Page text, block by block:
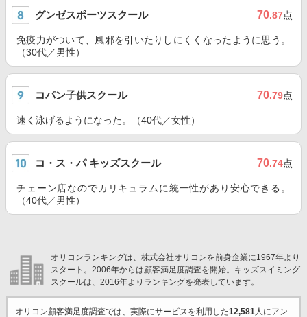
グンゼスポーツスクール 70.87点
免疫力がついて、風邪を引いたりしにくくなったように思う。
（30代／男性）
コパン子供スクール 70.79点
速く泳げるようになった。（40代／女性）
コ・ス・パ キッズスクール 70.74点
チェーン店なのでカリキュラムに統一性があり安心できる。
（40代／男性）
オリコンランキングは、株式会社オリコンを前身企業に1967年より
スタート。2006年からは顧客満足度調査を開始。キッズスイミング
スクールは、2016年よりランキングを発表しています。
オリコン顧客満足度調査では、実際にサービスを利用した12,581人にアン